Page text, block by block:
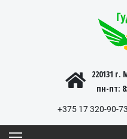
220131
пн-пт:
+375 17 320-90-73